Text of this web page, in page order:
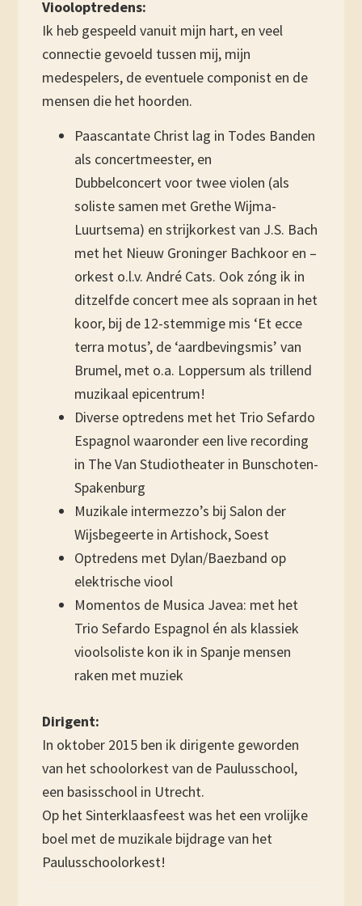
Viooloptredens:
Ik heb gespeeld vanuit mijn hart, en veel
connectie gevoeld tussen mij, mijn
medespelers, de eventuele componist en de
mensen die het hoorden.
Paascantate Christ lag in Todes Banden
als concertmeester, en
Dubbelconcert voor twee violen (als
soliste samen met Grethe Wijma-
Luurtsema) en strijkorkest van J.S. Bach
met het Nieuw Groninger Bachkoor en –
orkest o.l.v. André Cats. Ook zóng ik in
ditzelfde concert mee als sopraan in het
koor, bij de 12-stemmige mis ‘Et ecce
terra motus’, de ‘aardbevingsmis’ van
Brumel, met o.a. Loppersum als trillend
muzikaal epicentrum!
Diverse optredens met het Trio Sefardo
Espagnol waaronder een live recording
in The Van Studiotheater in Bunschoten-
Spakenburg
Muzikale intermezzo’s bij Salon der
Wijsbegeerte in Artishock, Soest
Optredens met Dylan/Baezband op
elektrische viool
Momentos de Musica Javea: met het
Trio Sefardo Espagnol én als klassiek
vioolsoliste kon ik in Spanje mensen
raken met muziek
Dirigent:
In oktober 2015 ben ik dirigente geworden
van het schoolorkest van de Paulusschool,
een basisschool in Utrecht.
Op het Sinterklaasfeest was het een vrolijke
boel met de muzikale bijdrage van het
Paulusschoolorkest!